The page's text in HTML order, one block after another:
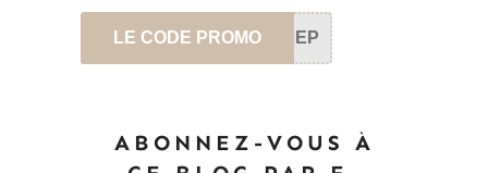
LE CODE PROMO SEP
ABONNEZ-VOUS À